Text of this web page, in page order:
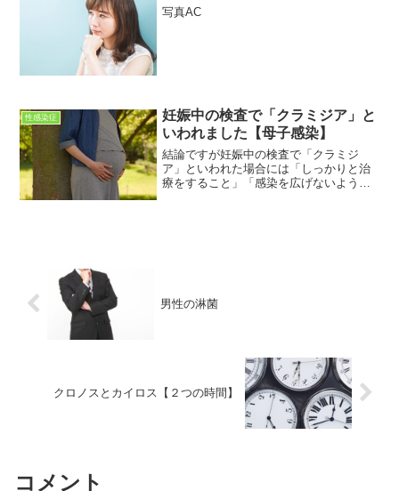
写真AC
性感染症
妊娠中の検査で「クラミジア」と
いわれました【母子感染】
結論ですが妊娠中の検査で「クラミジ
ア」といわれた場合には「しっかりと治
療をすること」「感染を広げないようす
男性の淋菌
クロノスとカイロス【２つの時間】
コメント